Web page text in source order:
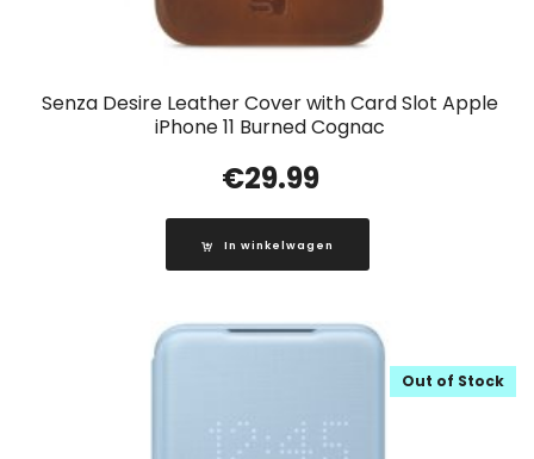
Senza Desire Leather Cover with Card Slot Apple
iPhone 11 Burned Cognac
€29.99
In winkelwagen
Out of Stock